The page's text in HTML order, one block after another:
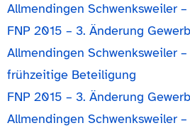
Allmendingen Schwenksweiler
FNP 2015 – 3. Änderung
Allmendingen Schwenksweiler –
frühzeitige Beteiligung
FNP 2015 – 3. Änderung
Allmendingen Schwenksweiler